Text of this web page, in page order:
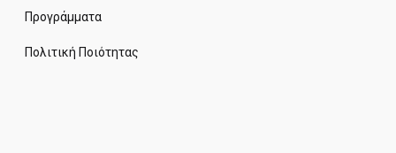
Προγράμματα
Πολιτική Ποιότητας